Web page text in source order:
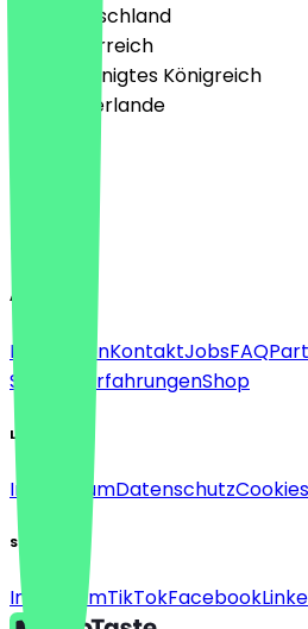
🇩🇪 Deutschland
🇦🇹 Österreich
🇬🇧 Vereinigtes Königreich
🇳🇱 Niederlande
Deutsch
English
About
Für FirmenKontaktJobsFAQ
Support
ErfahrungenShop
Legal
ImpressumDatenschutzCookies
Social
InstagramTikTokFacebook